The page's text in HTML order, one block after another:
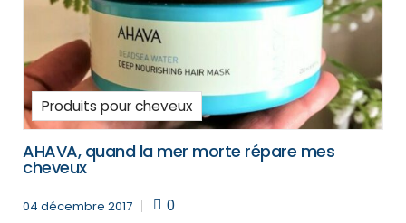
Produits pour cheveux
AHAVA, quand la mer morte répare mes
cheveux
04 décembre 2017
0